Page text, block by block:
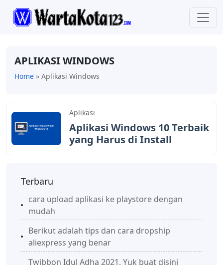
APLIKASI WINDOWS
Home » Aplikasi Windows
Aplikasi
Aplikasi Windows 10 Terbaik
yang Harus di Install
Terbaru
cara upload aplikasi ke playstore dengan
mudah
Berikut adalah tips dan cara dropship
aliexpress yang benar
Twibbon Idul Adha 2021, Yuk buat disini